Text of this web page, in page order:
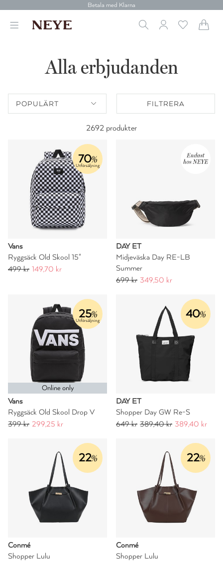
Betala med Klarna
Leverans 1-4 arbetsdagar
Gratis frakt över 699 kr.
Betala med Klarna
Alla erbjudanden
POPULÄRT FILTRERA
2692 produkter
70%
Utförsäljning
Vans
Ryggsäck Old Skool 15"
499 kr 149,70 kr
DAY ET
Midjeväska Day RE-LB
Summer
699 kr 349,50 kr
25%
Utförsäljning
Online only
Vans
Ryggsäck Old Skool Drop V
399 kr 299,25 kr
40%
DAY ET
Shopper Day GW Re-S
649 kr 389,40 kr 389,40 kr
22%
Conmé
Shopper Lulu
22%
Conmé
Shopper Lulu